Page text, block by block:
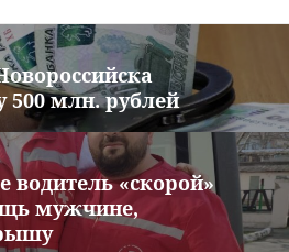
500 млн. рублей
водитель «скорой»
мужчине,